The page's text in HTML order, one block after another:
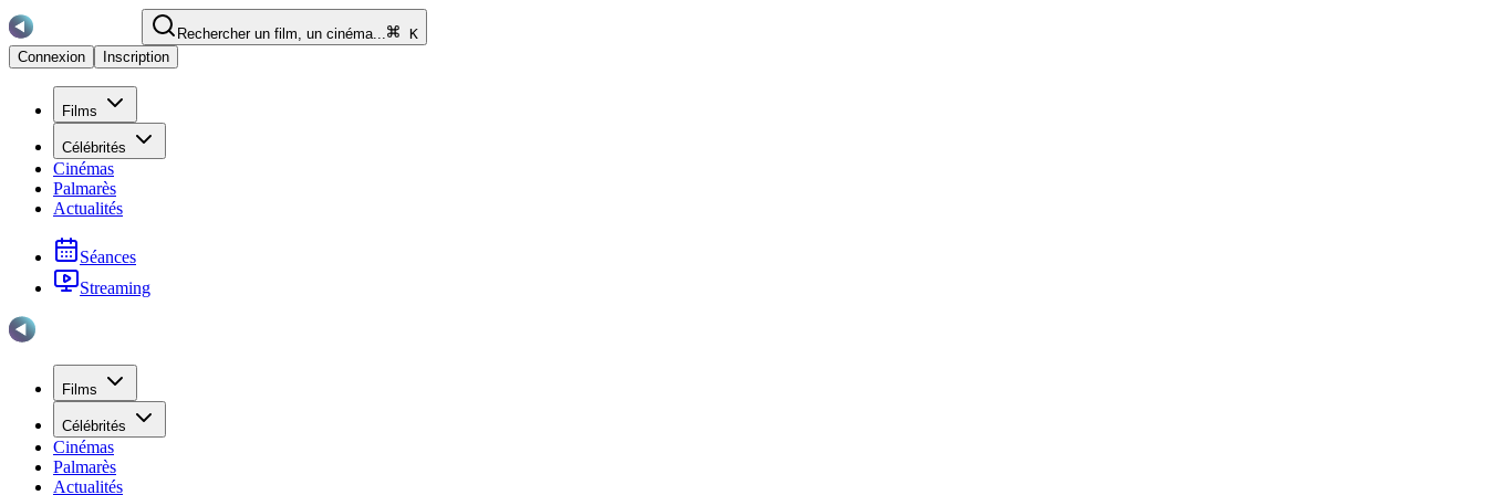
Rechercher un film, un cinéma...
K
Connexion
Inscription
Films
Célébrités
Cinémas
Palmarès
Actualités
Séances
Streaming
Films
Célébrités
Cinémas
Palmarès
Actualités